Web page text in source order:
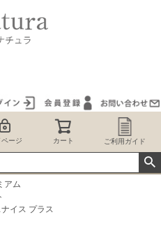
ージ カート ご利用ガイド
アム
イス プラス